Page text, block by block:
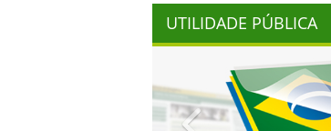
UTILIDADE PÚBLICA
Previous